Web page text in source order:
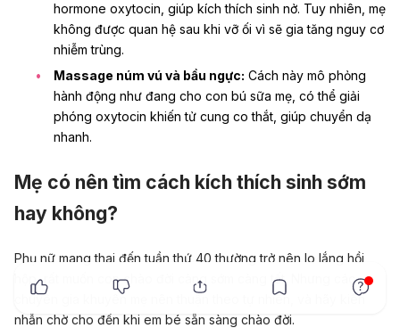
hormone oxytocin, giúp kích thích sinh nở. Tuy nhiên, mẹ
không được quan hệ sau khi vỡ ối vì sẽ gia tăng nguy cơ
nhiễm trùng.
Massage núm vú và bầu ngực: Cách này mô phỏng
hành động như đang cho con bú sữa mẹ, có thể giải
phóng oxytocin khiến tử cung co thắt, giúp chuyển dạ
nhanh.
Mẹ có nên tìm cách kích thích sinh sớm
hay không?
Phụ nữ mang thai đến tuần thứ 40 thường trở nên lo lắng hồi
hộp, rất muốn con chào đời càng sớm càng tốt. Nhưng các
chuyên gia khuyên mẹ nên thuận theo tự nhiên, và hãy kiên
nhẫn chờ cho đến khi em bé sẵn sàng chào đời.